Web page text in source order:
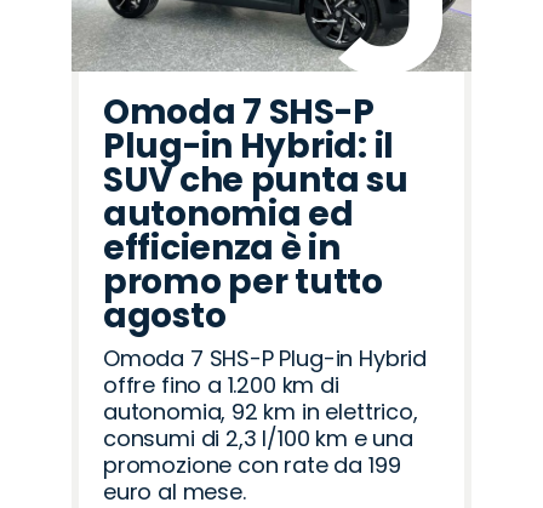
Omoda 7 SHS-P
Plug-in Hybrid: il
SUV che punta su
autonomia ed
efficienza è in
promo per tutto
agosto
Omoda 7 SHS-P Plug-in Hybrid
offre fino a 1.200 km di
autonomia, 92 km in elettrico,
consumi di 2,3 l/100 km e una
promozione con rate da 199
euro al mese.